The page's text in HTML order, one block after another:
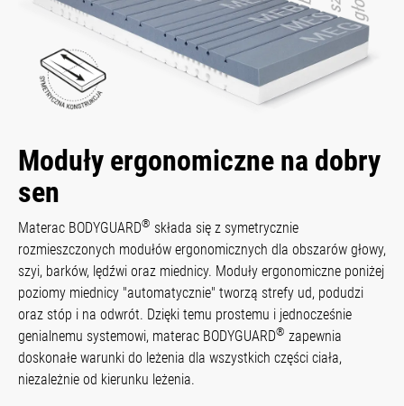
Moduły ergonomiczne na dobry
sen
Materac BODYGUARD® składa się z symetrycznie
rozmieszczonych modułów ergonomicznych dla obszarów głowy,
szyi, barków, lędźwi oraz miednicy. Moduły ergonomiczne poniżej
poziomy miednicy "automatycznie" tworzą strefy ud, podudzi
oraz stóp i na odwrót. Dzięki temu prostemu i jednocześnie
genialnemu systemowi, materac BODYGUARD® zapewnia
doskonałe warunki do leżenia dla wszystkich części ciała,
niezależnie od kierunku leżenia.